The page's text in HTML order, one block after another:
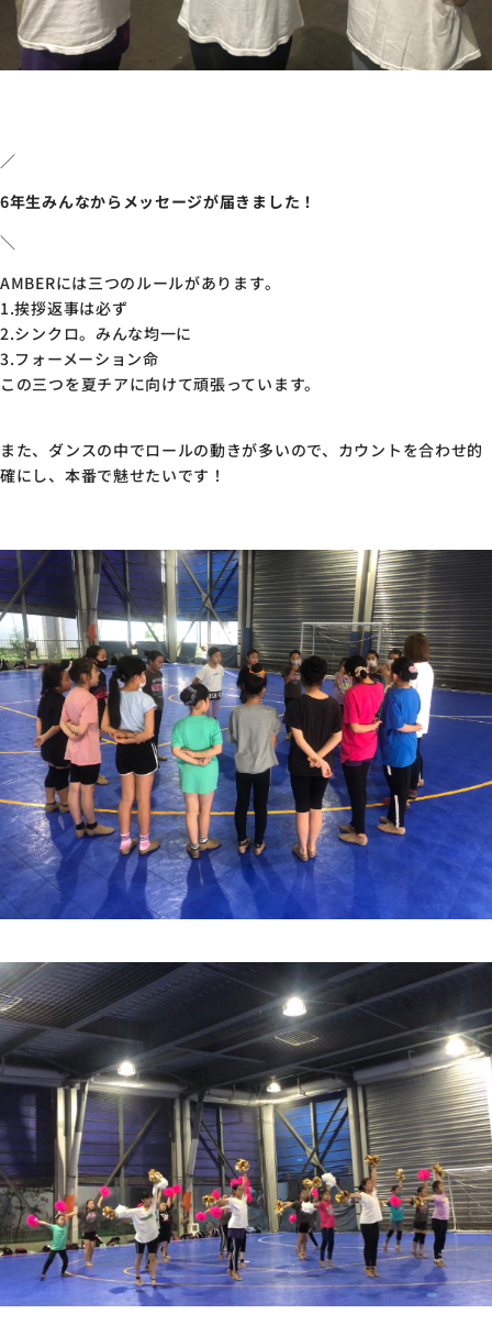
／
6年生みんなからメッセージが届きました！
＼
AMBERには三つのルールがあります。
1.挨拶返事は必ず
2.シンクロ。みんな均一に
3.フォーメーション命
この三つを夏チアに向けて頑張っています。
また、ダンスの中でロールの動きが多いので、カウントを合わせ的
確にし、本番で魅せたいです！